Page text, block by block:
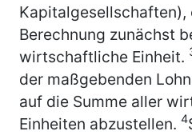
Berechnung zunächst
wirtschaftliche Einheit.
der maßgebenden
auf die Summe aller
Einheiten abzustellen. 4